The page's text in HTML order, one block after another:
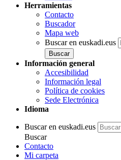
Herramientas
Contacto
Buscador
Mapa web
Buscar en euskadi.eus
Información general
Accesibilidad
Información legal
Política de cookies
Sede Electrónica
Idioma
Buscar en euskadi.eus
Buscar
Contacto
Mi carpeta